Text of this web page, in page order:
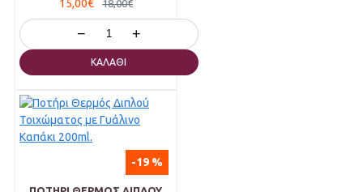
15,00€ 18,00€
− +
ΚΑΛΆΘΙ
-19 %